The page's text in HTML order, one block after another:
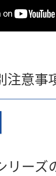
注意事
リーズ